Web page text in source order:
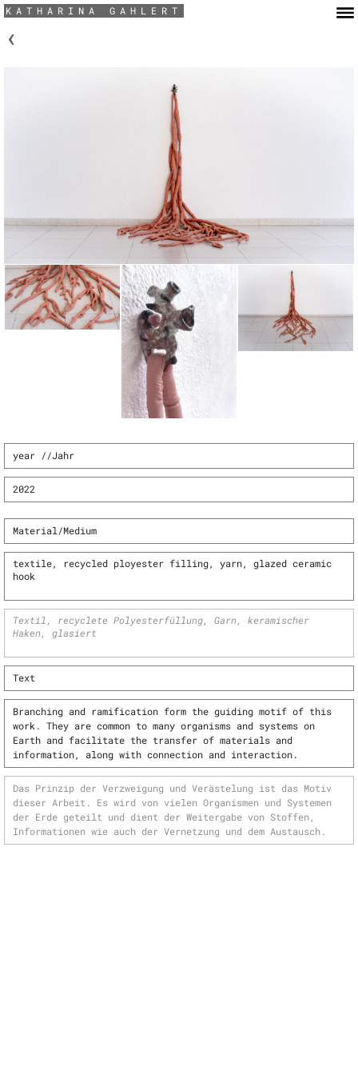
KATHARINA GAHLERT
year //Jahr
2022
Material/Medium
textile, recycled ployester filling, yarn, glazed ceramic
hook
Textil, recyclete Polyesterfüllung, Garn, keramischer
Haken, glasiert
Text
Branching and ramification form the guiding motif of this
work. They are common to many organisms and systems on
Earth and facilitate the transfer of materials and
information, along with connection and interaction.
Das Prinzip der Verzweigung und Verästelung ist das Motiv
dieser Arbeit. Es wird von vielen Organismen und Systemen
der Erde geteilt und dient der Weitergabe von Stoffen,
Informationen wie auch der Vernetzung und dem Austausch.